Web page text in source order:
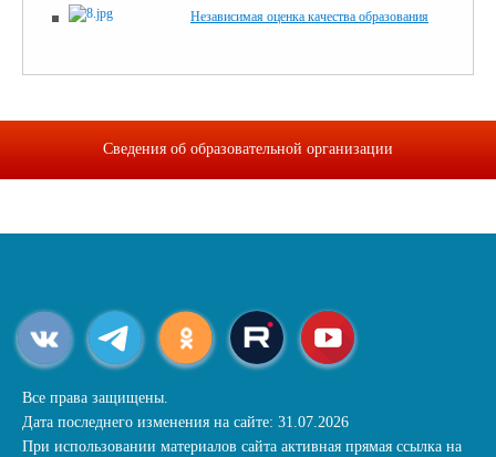
Независимая оценка качества образования
Сведения об образовательной организации
Все права защищены.
Дата последнего изменения на сайте: 31.07.2026
При использовании материалов сайта активная прямая ссылка на